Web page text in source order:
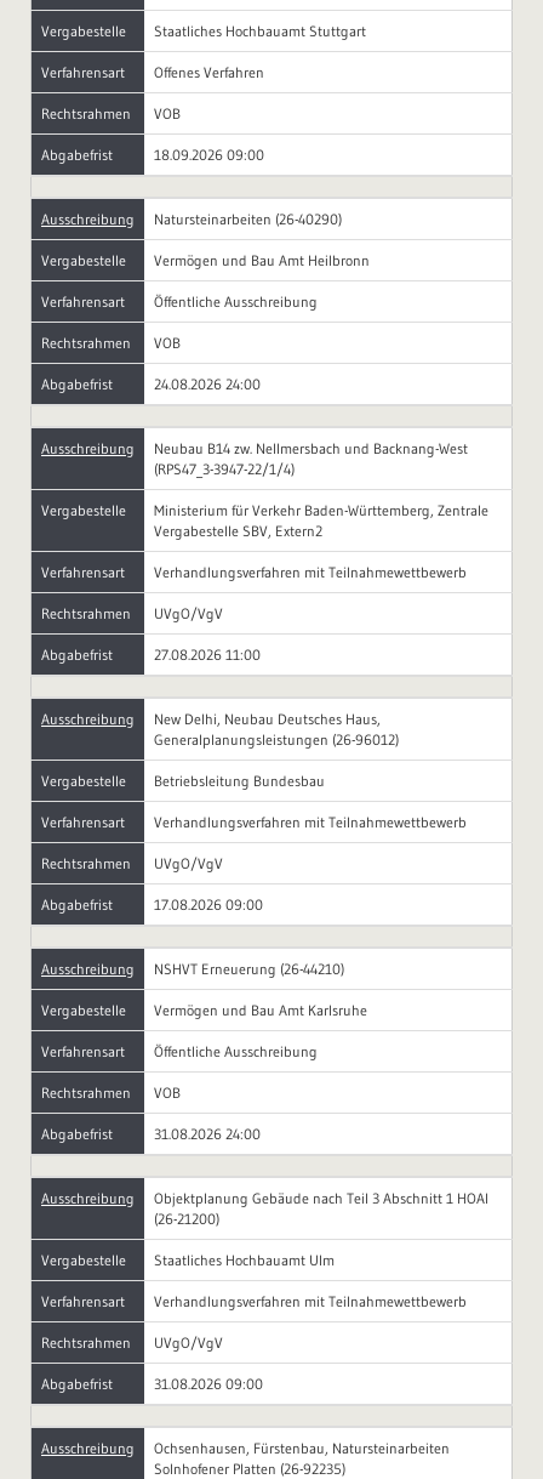
Vergabestelle Staatliches Hochbauamt Stuttgart
Verfahrensart Offenes Verfahren
Rechtsrahmen VOB
Abgabefrist 18.09.2026 09:00
Ausschreibung Natursteinarbeiten (26-40290)
Vergabestelle Vermögen und Bau Amt Heilbronn
Verfahrensart Öffentliche Ausschreibung
Rechtsrahmen VOB
Abgabefrist 24.08.2026 24:00
Ausschreibung
Neubau B14 zw. Nellmersbach und Backnang-West
(RPS47_3-3947-22/1/4)
Vergabestelle
Ministerium für Verkehr Baden-Württemberg, Zentrale
Vergabestelle SBV, Extern2
Verfahrensart Verhandlungsverfahren mit Teilnahmewettbewerb
Rechtsrahmen UVgO/VgV
Abgabefrist 27.08.2026 11:00
Ausschreibung
New Delhi, Neubau Deutsches Haus,
Generalplanungsleistungen (26-96012)
Vergabestelle Betriebsleitung Bundesbau
Verfahrensart Verhandlungsverfahren mit Teilnahmewettbewerb
Rechtsrahmen UVgO/VgV
Abgabefrist 17.08.2026 09:00
Ausschreibung NSHVT Erneuerung (26-44210)
Vergabestelle Vermögen und Bau Amt Karlsruhe
Verfahrensart Öffentliche Ausschreibung
Rechtsrahmen VOB
Abgabefrist 31.08.2026 24:00
Ausschreibung
Objektplanung Gebäude nach Teil 3 Abschnitt 1 HOAI
(26-21200)
Vergabestelle Staatliches Hochbauamt Ulm
Verfahrensart Verhandlungsverfahren mit Teilnahmewettbewerb
Rechtsrahmen UVgO/VgV
Abgabefrist 31.08.2026 09:00
Ausschreibung
Ochsenhausen, Fürstenbau, Natursteinarbeiten
Solnhofener Platten (26-92235)